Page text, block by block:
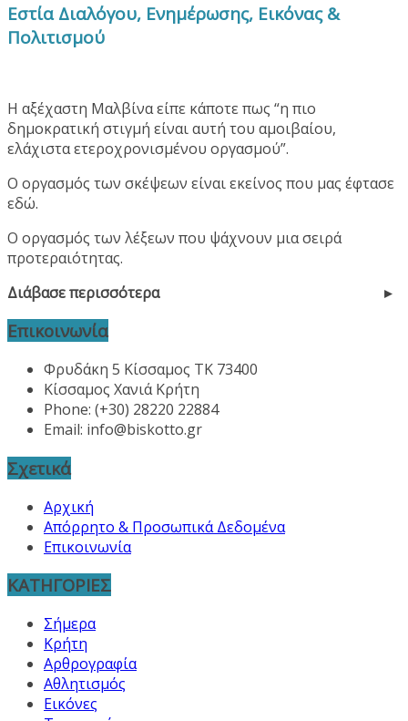
Εστία Διαλόγου, Ενημέρωσης, Εικόνας &
Πολιτισμού
Η αξέχαστη Μαλβίνα είπε κάποτε πως “η πιο
δημοκρατική στιγμή είναι αυτή του αμοιβαίου,
ελάχιστα ετεροχρονισμένου οργασμού”.
Ο οργασμός των σκέψεων είναι εκείνος που μας έφτασε
εδώ.
Ο οργασμός των λέξεων που ψάχνουν μια σειρά
προτεραιότητας.
Διάβασε περισσότερα
Επικοινωνία
Φρυδάκη 5 Κίσσαμος ΤΚ 73400
Κίσσαμος Χανιά Κρήτη
Phone: (+30) 28220 22884
Email: info@biskotto.gr
Σχετικά
Αρχική
Απόρρητο & Προσωπικά Δεδομένα
Επικοινωνία
ΚΑΤΗΓΟΡΙΕΣ
Σήμερα
Κρήτη
Αρθρογραφία
Αθλητισμός
Εικόνες